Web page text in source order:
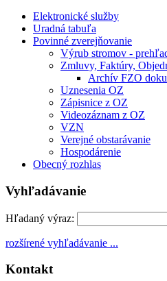
Elektronické služby
Uradná tabuľa
Povinné zverejňovanie
Výrub stromov -
Zmluvy, Faktúry,
Archív FZO
Uznesenia OZ
Zápisnice z OZ
Videozáznam z OZ
VZN
Verejné obstarávanie
Hospodárenie
Obecný rozhlas
Vyhľadávanie
Hľadaný výraz:
rozšírené vyhľadávanie ...
Kontakt